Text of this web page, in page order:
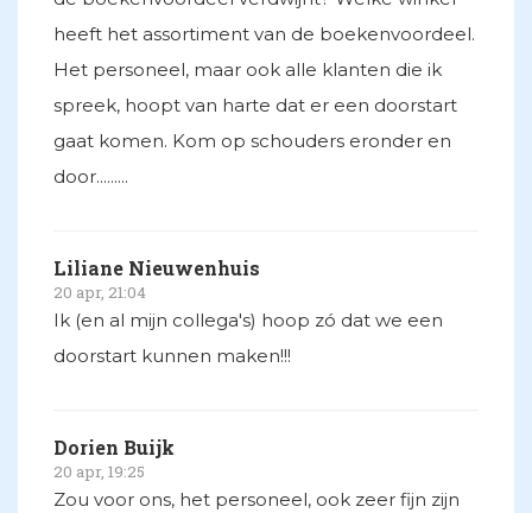
heeft het assortiment van de boekenvoordeel.
Het personeel, maar ook alle klanten die ik
spreek, hoopt van harte dat er een doorstart
gaat komen. Kom op schouders eronder en
door.........
Liliane Nieuwenhuis
20 apr, 21:04
Ik (en al mijn collega's) hoop zó dat we een
doorstart kunnen maken!!!
Dorien Buijk
20 apr, 19:25
Zou voor ons, het personeel, ook zeer fijn zijn